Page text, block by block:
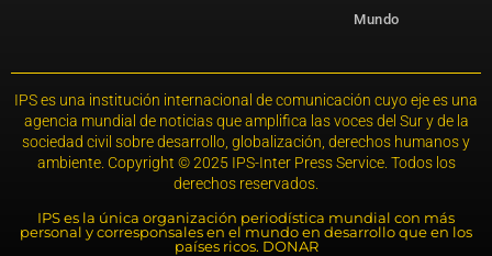
Mundo
IPS es una institución internacional de comunicación cuyo eje es una
agencia mundial de noticias que amplifica las voces del Sur y de la
sociedad civil sobre desarrollo, globalización, derechos humanos y
ambiente. Copyright © 2025 IPS-Inter Press Service. Todos los
derechos reservados.
IPS es la única organización periodística mundial con más
personal y corresponsales en el mundo en desarrollo que en los
países ricos. DONAR